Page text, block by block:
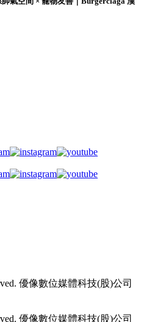
優像數位媒體科技(股)公司
優像數位媒體科技(股)公司